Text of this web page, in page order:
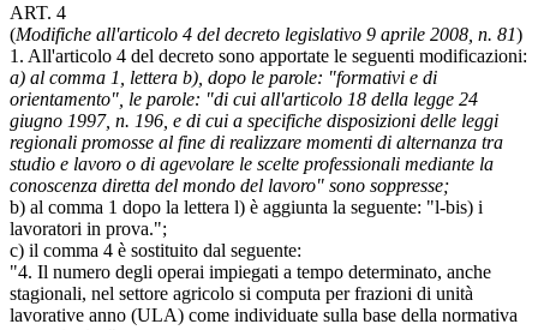
ART. 4
(Modifiche all'articolo 4 del decreto legislativo 9 aprile 2008, n. 81)
1. All'articolo 4 del decreto sono apportate le seguenti modificazioni:
a) al comma 1, lettera b), dopo le parole: "formativi e di
orientamento", le parole: "di cui all'articolo 18 della legge 24
giugno 1997, n. 196, e di cui a specifiche disposizioni delle leggi
regionali promosse al fine di realizzare momenti di alternanza tra
studio e lavoro o di agevolare le scelte professionali mediante la
conoscenza diretta del mondo del lavoro" sono soppresse;
b) al comma 1 dopo la lettera l) è aggiunta la seguente: "l-bis) i
lavoratori in prova.";
c) il comma 4 è sostituito dal seguente:
"4. Il numero degli operai impiegati a tempo determinato, anche
stagionali, nel settore agricolo si computa per frazioni di unità
lavorative anno (ULA) come individuate sulla base della normativa